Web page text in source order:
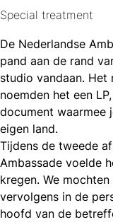
Special treatment
De Nederlandse
pand aan de rand
studio vandaan. Het
noemden het een
document waarmee
eigen land.
Tijdens de tweede
Ambassade voelde
kregen. We
vervolgens in de
hoofd van de